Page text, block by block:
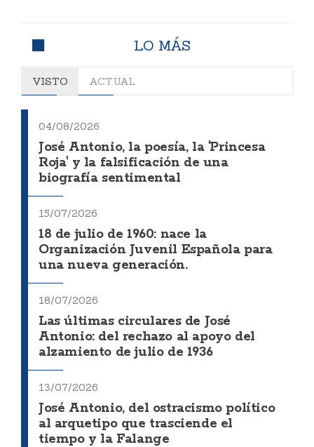
LO MÁS
VISTO ACTUAL
04/08/2026
José Antonio, la poesía, la 'Princesa
Roja' y la falsificación de una
biografía sentimental
15/07/2026
18 de julio de 1960: nace la
Organización Juvenil Española para
una nueva generación.
18/07/2026
Las últimas circulares de José
Antonio: del rechazo al apoyo del
alzamiento de julio de 1936
13/07/2026
José Antonio, del ostracismo político
al arquetipo que trasciende el
tiempo y la Falange